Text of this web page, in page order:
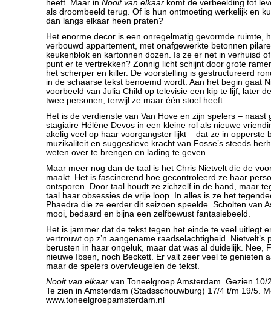
heeft. Maar in Nooit van elkaar komt de verbeelding tot
als droombeeld terug. Of is hun ontmoeting werkelijk en
dan langs elkaar heen praten?
Het enorme decor is een onregelmatig gevormde ruimte,
verbouwd appartement, met onafgewerkte betonnen
keukenblok en kartonnen dozen. Is ze er net in verhuisd
punt er te vertrekken? Zonnig licht schijnt door grote
het scherper en killer. De voorstelling is gestructureerd
in de schaarse tekst benoemd wordt. Aan het begin gaat
voorbeeld van Julia Child op televisie een kip te lijf, later
twee personen, terwijl ze maar één stoel heeft.
Het is de verdienste van Van Hove en zijn spelers – naast
stagiaire Hélène Devos in een kleine rol als nieuwe
akelig veel op haar voorgangster lijkt – dat ze in opperste
muzikaliteit en suggestieve kracht van Fosse’s steeds
weten over te brengen en lading te geven.
Maar meer nog dan de taal is het Chris Nietvelt die de
maakt. Het is fascinerend hoe gecontroleerd ze haar
ontsporen. Door taal houdt ze zichzelf in de hand, maar
taal haar obsessies de vrije loop. In alles is ze het
Phaedra die ze eerder dit seizoen speelde. Scholten van
mooi, bedaard en bijna een zelfbewust fantasiebeeld.
Het is jammer dat de tekst tegen het einde te veel uitlegt
vertrouwt op z’n aangename raadselachtigheid. Nietvelt’s
berusten in haar ongeluk, maar dat was al duidelijk. Nee,
nieuwe Ibsen, noch Beckett. Er valt zeer veel te genieten
maar de spelers overvleugelen de tekst.
Nooit van elkaar van Toneelgroep Amsterdam. Gezien 10/
Te zien in Amsterdam (Stadsschouwburg) 17/4 t/m 19/5.
www.toneelgroepamsterdam.nl